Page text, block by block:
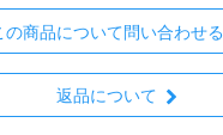
の商品について問い合わせる
返品について